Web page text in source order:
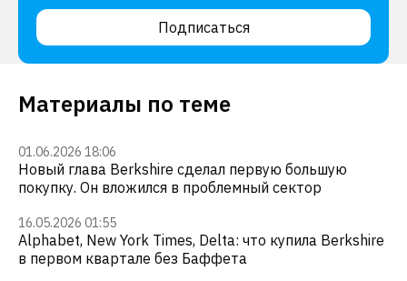
Подписаться
Материалы по теме
01.06.2026 18:06
Новый глава Berkshire сделал первую большую
покупку. Он вложился в проблемный сектор
16.05.2026 01:55
Alphabet, New York Times, Delta: что купила Berkshire
в первом квартале без Баффета